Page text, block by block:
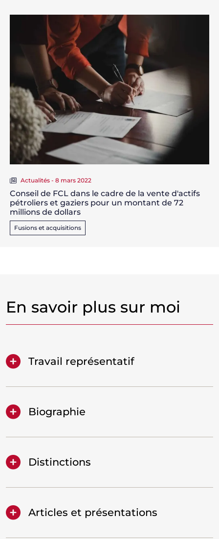
Actualités - 8 mars 2022
Conseil de FCL dans le cadre de la vente d'actifs
pétroliers et gaziers pour un montant de 72
millions de dollars
Fusions et acquisitions
En savoir plus sur moi
Travail représentatif
Biographie
Distinctions
Articles et présentations